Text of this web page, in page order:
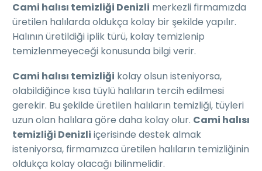
Cami halısı temizliği Denizli merkezli firmamızda
üretilen halılarda oldukça kolay bir şekilde yapılır.
Halının üretildiği iplik türü, kolay temizlenip
temizlenmeyeceği konusunda bilgi verir.
Cami halısı temizliği kolay olsun isteniyorsa,
olabildiğince kısa tüylü halıların tercih edilmesi
gerekir. Bu şekilde üretilen halıların temizliği, tüyleri
uzun olan halılara göre daha kolay olur. Cami halısı
temizliği Denizli içerisinde destek almak
isteniyorsa, firmamızca üretilen halıların temizliğinin
oldukça kolay olacağı bilinmelidir.